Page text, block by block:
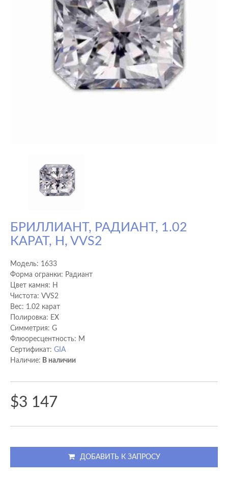
БРИЛЛИАНТ, РАДИАНТ, 1.02
КАРАТ, H, VVS2
Модель: 1633
Форма огранки: Радиант
Цвет камня: H
Чистота: VVS2
Вес: 1.02 карат
Полировка: EX
Cимметрия: G
Флюоресцентность: M
Сертификат: GIA
Наличие: В наличии
$3 147
ДОБАВИТЬ К ЗАПРОСУ